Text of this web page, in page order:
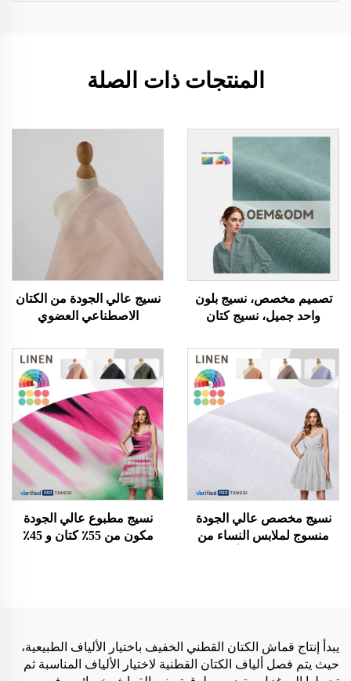
المنتجات ذات الصلة
تصميم مخصص، نسيج بلون
واحد جميل، نسيج كتان
لأسلوب ملابس عصري
للفساتين، نسيج كتان
نسيج عالي الجودة من الكتان
الاصطناعي العضوي
لملابس البنات قماش نسيج
عادي لقميص فستان أزياء
قماش كتان صناعي
نسيج مخصص عالي الجودة
منسوج لملابس النساء من
نسيج مطبوع عالي الجودة
مكون من 55٪ كتان و 45٪
يبدأ إنتاج قماش الكتان القطني الخفيف باختيار الألياف الطبيعية،
حيث يتم فصل ألياف الكتان القطنية لاختيار الألياف المناسبة ثم